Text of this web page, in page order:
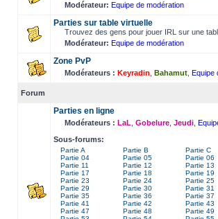
Modérateur: Equipe de modération
Parties sur table virtuelle
Trouvez des gens pour jouer IRL sur une
Modérateur: Equipe de modération
Zone PvP
Modérateurs : Keyradin Bahamut Equipe
Forum
Parties en ligne
Modérateurs : LaL Gobelure Jeudi
Sous-forums:
Partie A Partie B Partie C
Partie 04
Partie 05 Partie 06
Partie 11
Partie 12 Partie 13
Partie 17
Partie 18 Partie 19
Partie 23
Partie 24 Partie 25
Partie 29
Partie 30 Partie 31
Partie 35
Partie 36 Partie 37
Partie 41
Partie 42 Partie 43
Partie 47
Partie 48 Partie 49